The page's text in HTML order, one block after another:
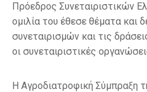
Πρόεδρος Συνεταιριστικών
ομιλία του έθεσε θέματα
συνεταιρισμών και τις
οι συνεταιριστικές
Η Αγροδιατροφική Σύμπραξη